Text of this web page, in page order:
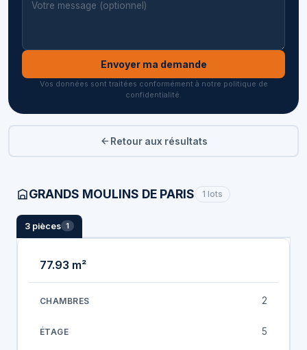
Envoyer ma demande
Vos données sont traitées conformément à notre politique de
confidentialité.
Retour aux résultats
GRANDS MOULINS DE PARIS 1 lots
3 pièces 1
77.93 m²
2
5